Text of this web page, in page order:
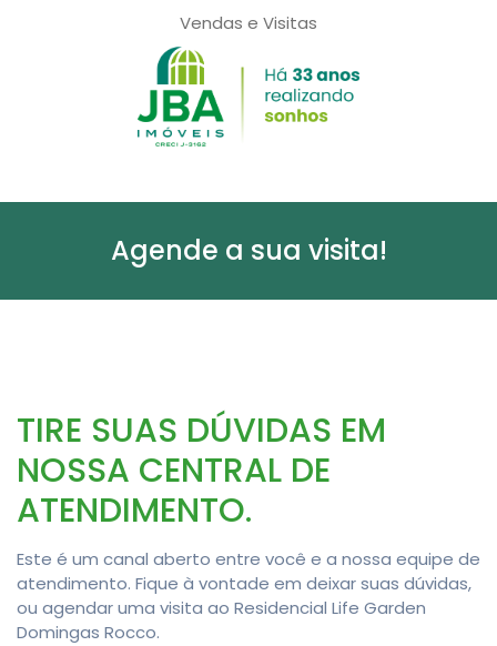
Vendas e Visitas
Agende a sua visita!
TIRE SUAS DÚVIDAS EM
NOSSA CENTRAL DE
ATENDIMENTO.
Este é um canal aberto entre você e a nossa equipe de
atendimento. Fique à vontade em deixar suas dúvidas,
ou agendar uma visita ao Residencial Life Garden
Domingas Rocco.